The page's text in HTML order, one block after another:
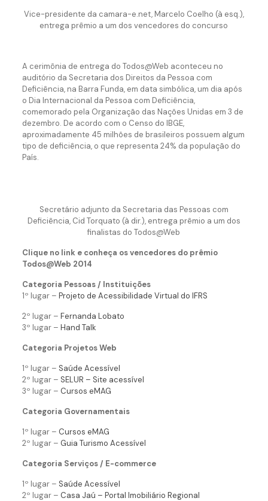
Vice-presidente da camara-e.net, Marcelo Coelho (à esq.),
entrega prêmio a um dos vencedores do concurso
A cerimônia de entrega do Todos@Web aconteceu no
auditório da Secretaria dos Direitos da Pessoa com
Deficiência, na Barra Funda, em data simbólica, um dia após
o Dia Internacional da Pessoa com Deficiência,
comemorado pela Organização das Nações Unidas em 3 de
dezembro. De acordo com o Censo do IBGE,
aproximadamente 45 milhões de brasileiros possuem algum
tipo de deficiência, o que representa 24% da população do
País.
Secretário adjunto da Secretaria das Pessoas com
Deficiência, Cid Torquato (à dir.), entrega prêmio a um dos
finalistas do Todos@Web
Clique no link e conheça os vencedores do prêmio
Todos@Web 2014
Categoria Pessoas / Instituições
1º lugar – Projeto de Acessibilidade Virtual do IFRS
2º lugar – Fernanda Lobato
3º lugar – Hand Talk
Categoria Projetos Web
1º lugar – Saúde Acessível
2º lugar – SELUR – Site acessível
3º lugar – Cursos eMAG
Categoria Governamentais
1º lugar – Cursos eMAG
2º lugar – Guia Turismo Acessível
Categoria Serviços / E-commerce
1º lugar – Saúde Acessível
2º lugar – Casa Jaú – Portal Imobiliário Regional